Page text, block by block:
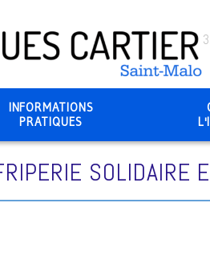
INFORMATIONS
PRATIQUES
SOLIDAIRE